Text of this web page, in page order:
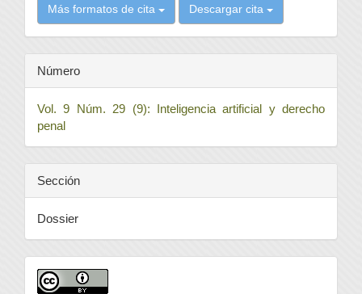
Más formatos de cita Descargar cita
Número
Vol. 9 Núm. 29 (9): Inteligencia artificial y derecho
penal
Sección
Dossier